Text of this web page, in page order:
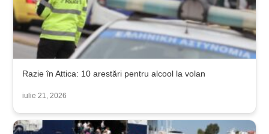
Razie în Attica: 10 arestări pentru alcool la volan
iulie 21, 2026